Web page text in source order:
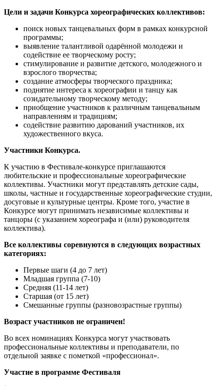
Цели и задачи Конкурса хореографических коллективов:
поиск новых танцевальных форм в рамках конкурсной
программы;
выявление талантливой одарённой молодежи и
содействие ее творческому росту;
стимулирование и развитие детского, молодежного и
взрослого творчества;
создание атмосферы творческого праздника;
поднятие интереса к хореографии и танцу как
созидательному творческому методу;
приобщение участников к различным танцевальным
направлениям и традициям;
содействие развитию дарований участников, их
художественного вкуса.
Участники Конкурса.
К участию в Фестивале-конкурсе приглашаются
любительские и профессиональные хореографические
коллективы. Участники могут представлять детские сады,
школы, частные и государственные хореографические студии,
досуговые и культурные центры. Кроме того, участие в
Конкурсе могут принимать независимые коллективы и
танцоры (с указанием хореографа и (или) руководителя
коллектива).
Все коллективы соревнуются в следующих возрастных
категориях:
Первые шаги (4 до 7 лет)
Младшая группа (7-10)
Средняя (11-14 лет)
Старшая (от 15 лет)
Смешанные группы (разновозрастные группы)
Возраст участников не ограничен!
Во всех номинациях Конкурса могут участвовать
профессиональные коллективы и преподаватели, по
отдельной заявке с пометкой «профессионал».
Участие в программе Фестиваля